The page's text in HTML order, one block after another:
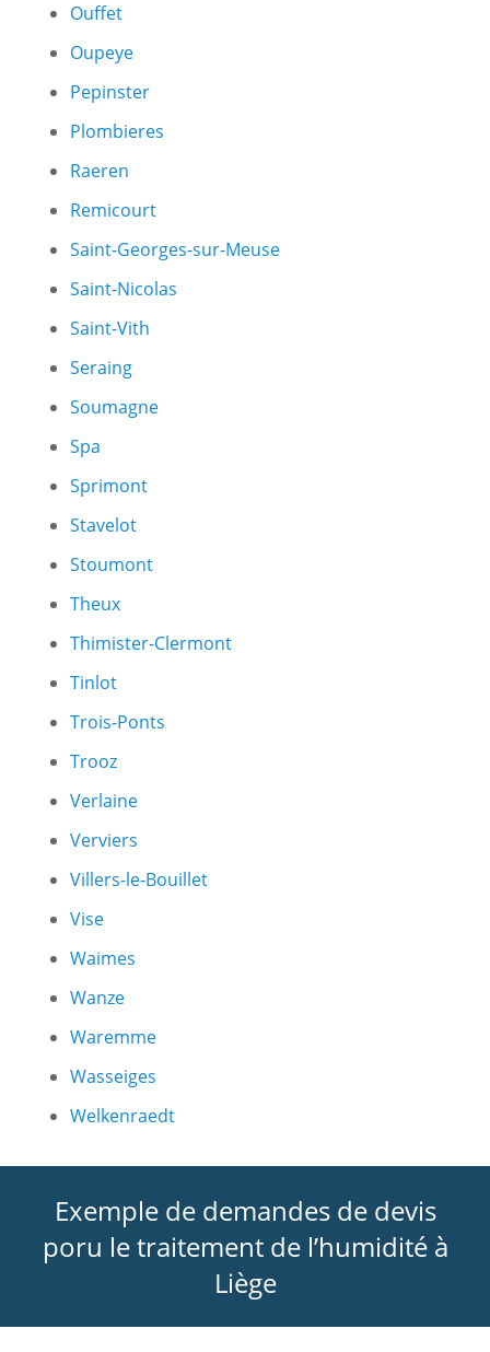
Ouffet
Oupeye
Pepinster
Plombieres
Raeren
Remicourt
Saint-Georges-sur-Meuse
Saint-Nicolas
Saint-Vith
Seraing
Soumagne
Spa
Sprimont
Stavelot
Stoumont
Theux
Thimister-Clermont
Tinlot
Trois-Ponts
Trooz
Verlaine
Verviers
Villers-le-Bouillet
Vise
Waimes
Wanze
Waremme
Wasseiges
Welkenraedt
Exemple de demandes de devis
poru le traitement de l’humidité à
Liège